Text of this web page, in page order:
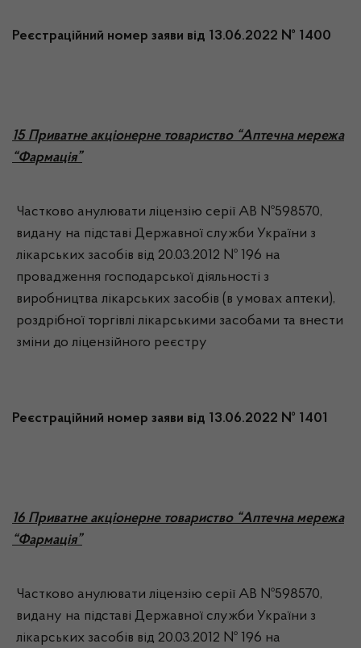
Реєстраційний номер заяви від 13.06.2022 № 1400
15 Приватне акціонерне товариство “Аптечна мережа
“Фармація”
Частково анулювати ліцензію серії АВ №598570,
видану на підставі Державної служби України з
лікарських засобів від 20.03.2012 № 196 на
провадження господарської діяльності з
виробництва лікарських засобів (в умовах аптеки),
роздрібної торгівлі лікарськими засобами та внести
зміни до ліцензійного реєстру
Реєстраційний номер заяви від 13.06.2022 № 1401
16 Приватне акціонерне товариство “Аптечна мережа
“Фармація”
Частково анулювати ліцензію серії АВ №598570,
видану на підставі Державної служби України з
лікарських засобів від 20.03.2012 № 196 на